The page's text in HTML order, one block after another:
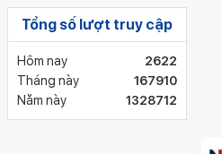
Tổng số lượt truy cập
Hôm nay
2622
Tháng này
167910
Năm này
1328712